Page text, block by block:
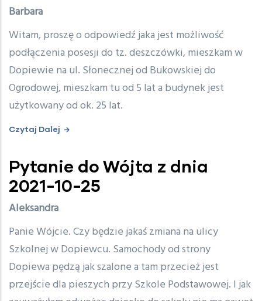
Barbara
Witam, proszę o odpowiedź jaka jest możliwość
podłączenia posesji do tz. deszczówki, mieszkam w
Dopiewie na ul. Słonecznej od Bukowskiej do
Ogrodowej, mieszkam tu od 5 lat a budynek jest
użytkowany od ok. 25 lat.
Czytaj Dalej
Pytanie do Wójta z dnia
2021-10-25
Aleksandra
Panie Wójcie. Czy będzie jakaś zmiana na ulicy
Szkolnej w Dopiewcu. Samochody od strony
Dopiewa pędzą jak szalone a tam przecież jest
przejście dla pieszych przy Szkole Podstawowej. I jak